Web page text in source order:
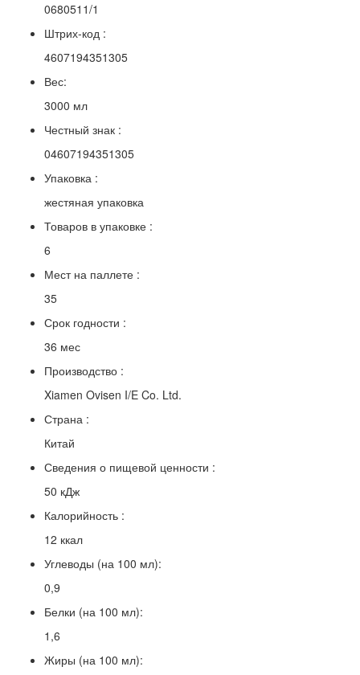
0680511/1
Штрих-код :
4607194351305
Вес:
3000 мл
Честный знак :
04607194351305
Упаковка :
жестяная упаковка
Товаров в упаковке :
6
Мест на паллете :
35
Срок годности :
36 мес
Производство :
Xiamen Ovisen I/E Co. Ltd.
Страна :
Китай
Сведения о пищевой ценности :
50 кДж
Калорийность :
12 ккал
Углеводы (на 100 мл):
0,9
Белки (на 100 мл):
1,6
Жиры (на 100 мл):